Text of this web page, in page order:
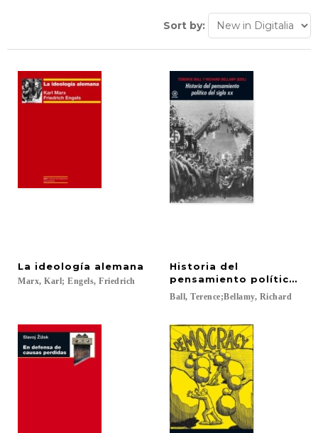
Sort by:
La ideología alemana
Marx, Karl; Engels, Friedrich
Historia del
pensamiento político
Ball, Terence;Bellamy, Richard